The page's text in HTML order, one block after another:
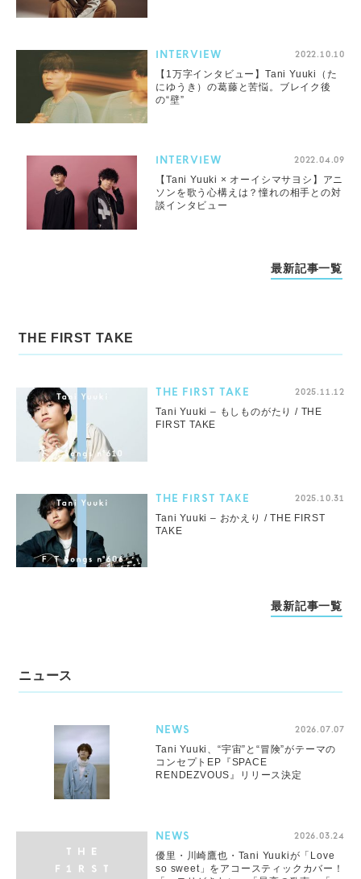
INTERVIEW 2022.10.10
【1万字インタビュー】Tani Yuuki（た
にゆうき）の葛藤と苦悩。ブレイク後
の“壁”
INTERVIEW 2022.04.09
【Tani Yuuki × オーイシマサヨシ】アニ
ソンを歌う心構えは？憧れの相手との対
談インタビュー
最新記事一覧
THE FIRST TAKE
THE FIRST TAKE 2025.11.12
Tani Yuuki – もしものがたり / THE
FIRST TAKE
THE FIRST TAKE 2025.10.31
Tani Yuuki – おかえり / THE FIRST
TAKE
最新記事一覧
ニュース
NEWS 2026.07.07
Tani Yuuki、“宇宙”と“冒険”がテーマの
コンセプトEP『SPACE
RENDEZVOUS』リリース決定
NEWS 2026.03.24
優里・川崎鷹也・Tani Yuukiが「Love
so sweet」をアコースティックカバー！